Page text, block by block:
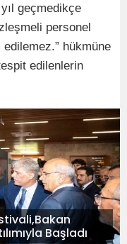
geçmedikçe
personel
hükmüne
edilenlerin
Başladı